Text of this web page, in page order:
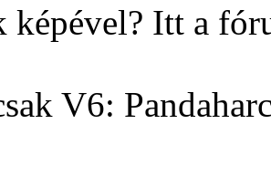
képével? Itt a
V6: